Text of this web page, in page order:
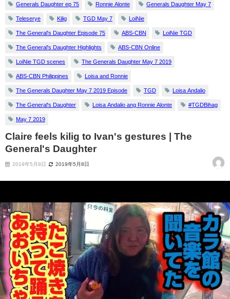
Generals Daughter ep 75 Ronnie Alonte Generals Daughter May 7
Teleserye Kilig TGD May 7 LoiNie
The General's Daughter Episode 75 ABS-CBN LoiNie TGD
The General's Daughter Highlights ABS-CBN Online
LoiNie TGD scenes The Generals Daughter May 7 2019
ABS-CBN Philippines Loisa and Ronnie
The Generals Daughter May 7 2019 Episode TGD Loisa Andalio
The General's Daughter Loisa Andalio ang Ronnie Alonte #TGDBihag
May 7 2019
Claire feels kilig to Ivan's gestures | The
General's Daughter
2019年5月8日 2019年5月8日